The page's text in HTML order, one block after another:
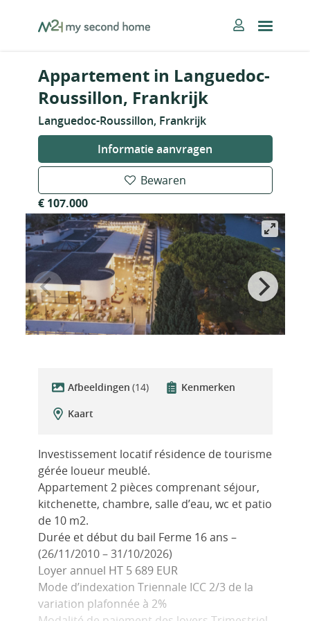
MySecondHome
Appartement in Languedoc-
Roussillon, Frankrijk
Languedoc-Roussillon, Frankrijk
Informatie aanvragen
Bewaren
€ 107.000
Afbeeldingen (14)
Kenmerken
Kaart
Investissement locatif résidence de tourisme
gérée loueur meublé.
Appartement 2 pièces comprenant séjour,
kitchenette, chambre, salle d’eau, wc et patio
de 10 m2.
Durée et début du bail Ferme 16 ans –
(26/11/2010 – 31/10/2026)
Loyer annuel HT 5 689 EUR
Mode d’indexation Triennale ICC 2/3 de la
variation plafonnée à 2%